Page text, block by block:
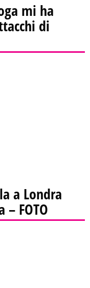
mi ha
di
a Londra
FOTO